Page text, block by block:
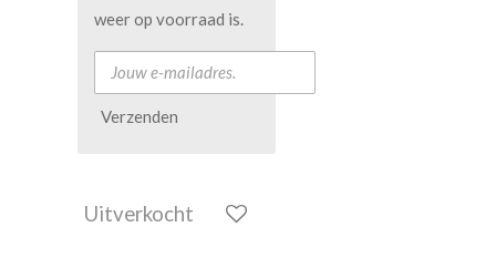
weer op voorraad is.
Verzenden
Uitverkocht